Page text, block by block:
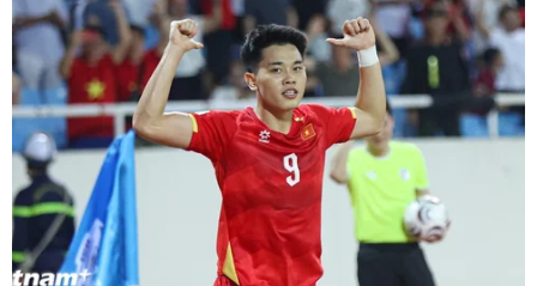
(Nhấp chuột vào ảnh để xem kích thước chuẩn)
Tổng số người tiếp xúc gần và nhập cảnh từ
vùng dịch đang được theo dõi sức khỏe (cách ly)
là 128.080 người, trong đó cách ly tập trung tại
bệnh viện 577 người; cách ly tập trung tại cơ sở
khác 15.230 người; cách ly tại nhà, nơi lưu trú
112.273 người./.